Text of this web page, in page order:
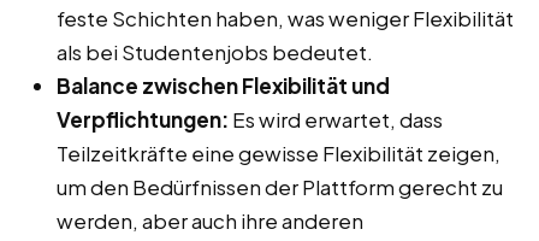
feste Schichten haben, was weniger Flexibilität
als bei Studentenjobs bedeutet.
Balance zwischen Flexibilität und
Verpflichtungen: Es wird erwartet, dass
Teilzeitkräfte eine gewisse Flexibilität zeigen,
um den Bedürfnissen der Plattform gerecht zu
werden, aber auch ihre anderen